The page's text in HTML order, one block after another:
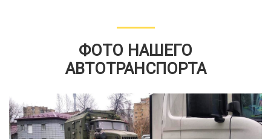
ФОТО НАШЕГО
АВТОТРАНСПОРТА